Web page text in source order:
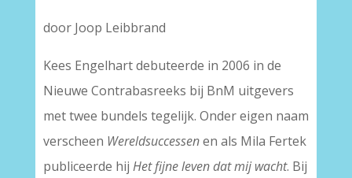
door Joop Leibbrand
Kees Engelhart debuteerde in 2006 in de
Nieuwe Contrabasreeks bij BnM uitgevers
met twee bundels tegelijk. Onder eigen naam
verscheen Wereldsuccessenen als Mila Fertek
publiceerde hij Het fijne leven dat mij wacht. Bij